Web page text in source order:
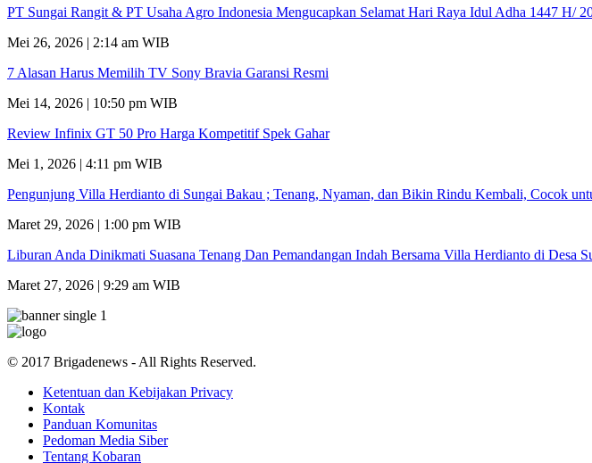
PT Sungai Rangit & PT Usaha Agro Indonesia Mengucapkan Selamat Hari Raya Idul Adha 1447 H/
Mei 26, 2026 | 2:14 am WIB
7 Alasan Harus Memilih TV Sony Bravia Garansi Resmi
Mei 14, 2026 | 10:50 pm WIB
Review Infinix GT 50 Pro Harga Kompetitif Spek Gahar
Mei 1, 2026 | 4:11 pm WIB
Pengunjung Villa Herdianto di Sungai Bakau ; Tenang, Nyaman, dan Bikin Rindu Kembali, Cocok
Maret 29, 2026 | 1:00 pm WIB
Liburan Anda Dinikmati Suasana Tenang Dan Pemandangan Indah Bersama Villa Herdianto di Desa
Maret 27, 2026 | 9:29 am WIB
© 2017 Brigadenews - All Rights Reserved.
Ketentuan dan Kebijakan Privacy
Kontak
Panduan Komunitas
Pedoman Media Siber
Tentang Kobaran